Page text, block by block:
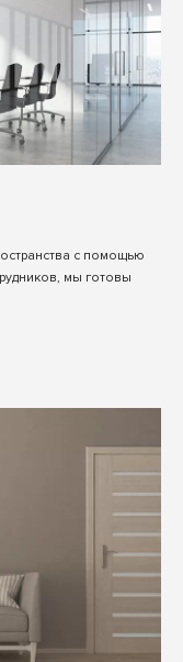
с помощью
мы готовы